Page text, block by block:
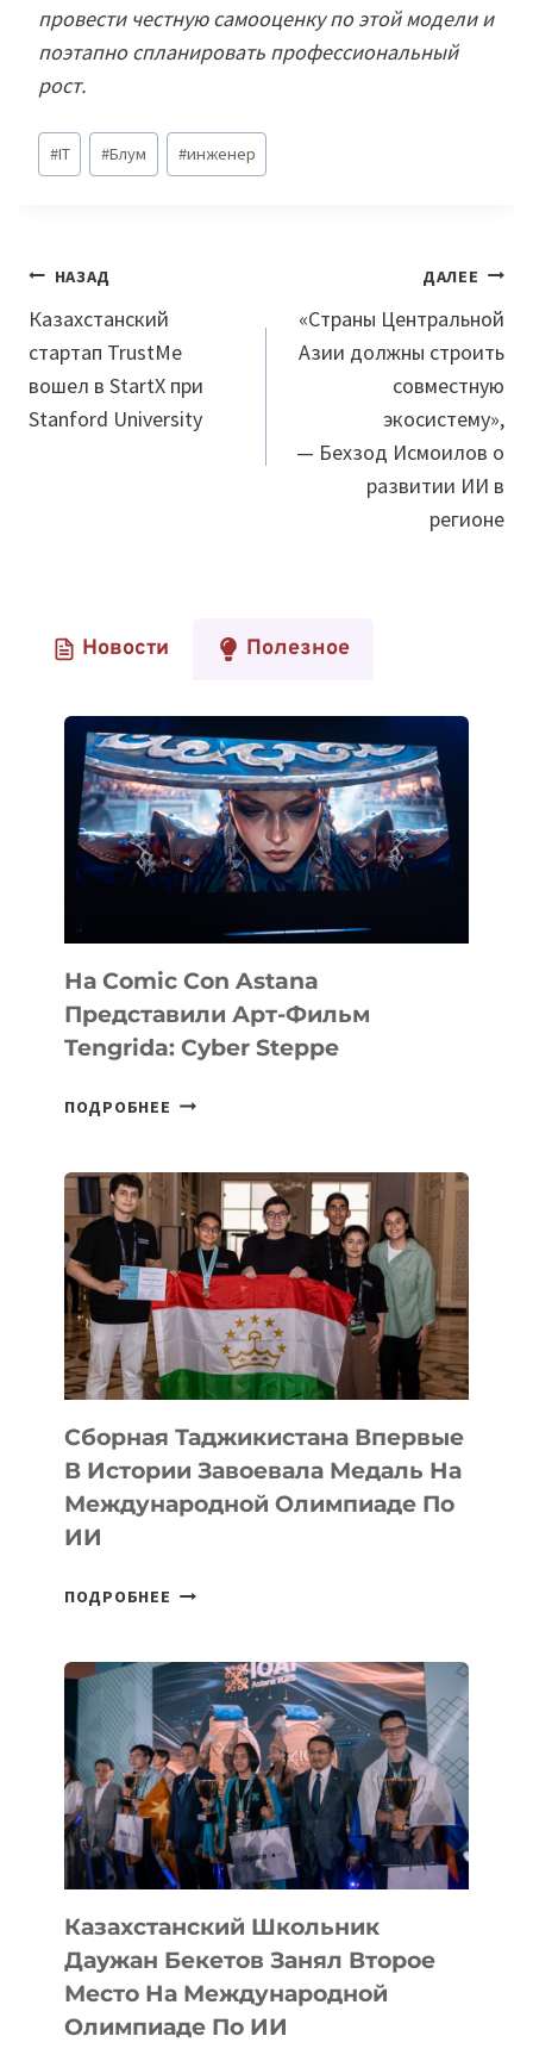
провести честную самооценку по этой модели и
поэтапно спланировать профессиональный
рост.
Метки
записи:
#IT #Блум #инженер
Навигация
по
записям
НАЗАД
Казахстанский
стартап TrustMe
вошел в StartX при
Stanford University
ДАЛЕЕ
«Страны Центральной
Азии должны строить
совместную
экосистему»,
— Бехзод Исмоилов о
развитии ИИ в
регионе
Новости Полезное
На Comic Con Astana
Представили Арт-Фильм
Tengrida: Cyber Steppe
ПОДРОБНЕЕ НА
ASTANA
ПРЕДСТАВИЛИ
АРТ-
ФИЛЬМ
TENGRIDA:
CYBER
STEPPE
Сборная Таджикистана Впервые
В Истории Завоевала Медаль На
Международной Олимпиаде По
ИИ
ПОДРОБНЕЕ СБОРНАЯ
В
ИСТОРИИ
ЗАВОЕВАЛА
МЕДАЛЬ
НА
МЕЖДУНАРОДНОЙ
ОЛИМПИАДЕ
ПО
ИИ
Казахстанский Школьник
Даужан Бекетов Занял Второе
Место На Международной
Олимпиаде По ИИ